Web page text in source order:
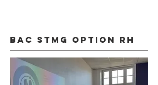
Bac STMG option RH